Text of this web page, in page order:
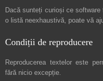
Dacă sunteți curioși ce
o listă neexhaustivă, poate vă
Condiții de reproducere
Reproducerea textelor este
fără nicio excepție.